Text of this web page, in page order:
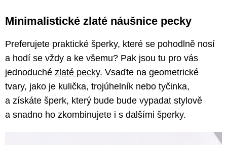
Minimalistické zlaté náušnice pecky
Preferujete praktické šperky, které se pohodlně nosí
a hodí se vždy a ke všemu? Pak jsou tu pro vás
jednoduché zlaté pecky. Vsaďte na geometrické
tvary, jako je kulička, trojúhelník nebo tyčinka,
a získáte šperk, který bude bude vypadat stylově
a snadno ho zkombinujete i s dalšími šperky.